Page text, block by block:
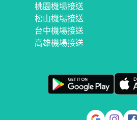
桃園機場接送
松山機場接送
台中機場接送
高雄機場接送